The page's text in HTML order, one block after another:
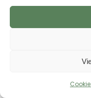
prigioniero in
nel castello
Sicilia, duca
Vedasi
proprio in